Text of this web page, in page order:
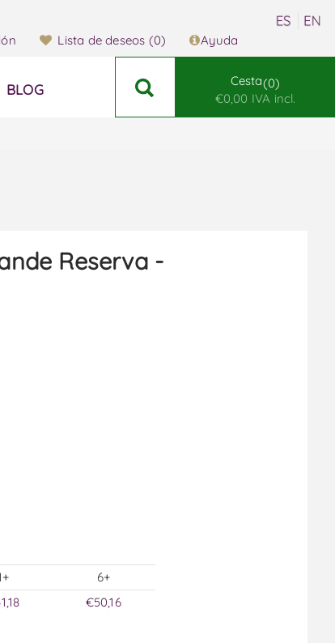
Lista de deseos (0) Ayuda
BLOG
Cesta 0
€0,00 IVA incl.
Reserva -
6+
€50,16